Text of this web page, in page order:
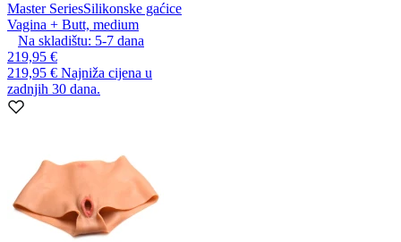
Master SeriesSilikonske gaćice
Vagina + Butt, medium
Na skladištu: 5-7 dana
219,95 €
219,95 € Najniža cijena u
zadnjih 30 dana.